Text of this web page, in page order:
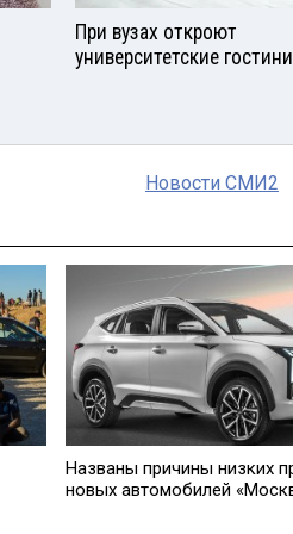
При вузах откроют
университетские
Новости СМИ2
Названы причины низких
новых автомобилей